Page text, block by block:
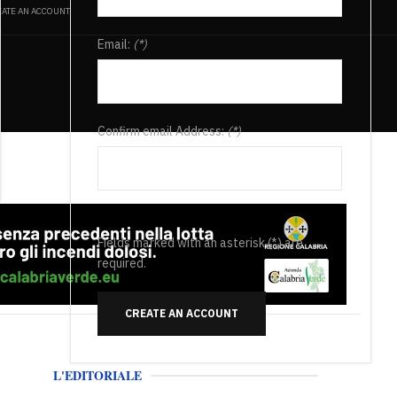
AN ACCOUNT
Email: (*)
Confirm email Address:(*)
Fields marked with an asterisk (*) are
required.
CREATE AN ACCOUNT
L'EDITORIALE